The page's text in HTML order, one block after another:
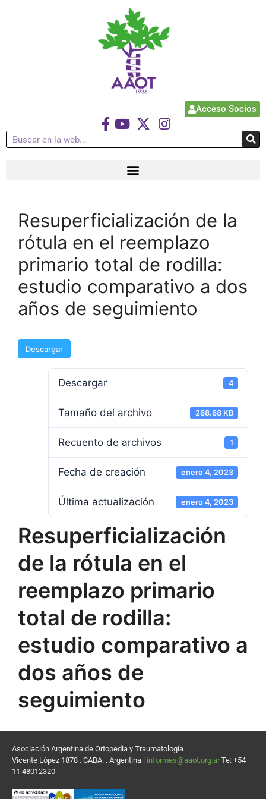
Acceso Socios
Resuperficialización de la
rótula en el reemplazo
primario total de rodilla:
estudio comparativo a dos
años de seguimiento
Descargar
Descargar 4
Tamaño del archivo 268.68 KB
Recuento de archivos 1
Fecha de creación enero 4, 2023
Última actualización enero 4, 2023
Resuperficialización
de la rótula en el
reemplazo primario
total de rodilla:
estudio comparativo a
dos años de
seguimiento
Asociación Argentina de Ortopedia y Traumatología
Vicente López 1878 . CABA. . Argentina | informes@aaot.org.ar Te: +54
11 48012320